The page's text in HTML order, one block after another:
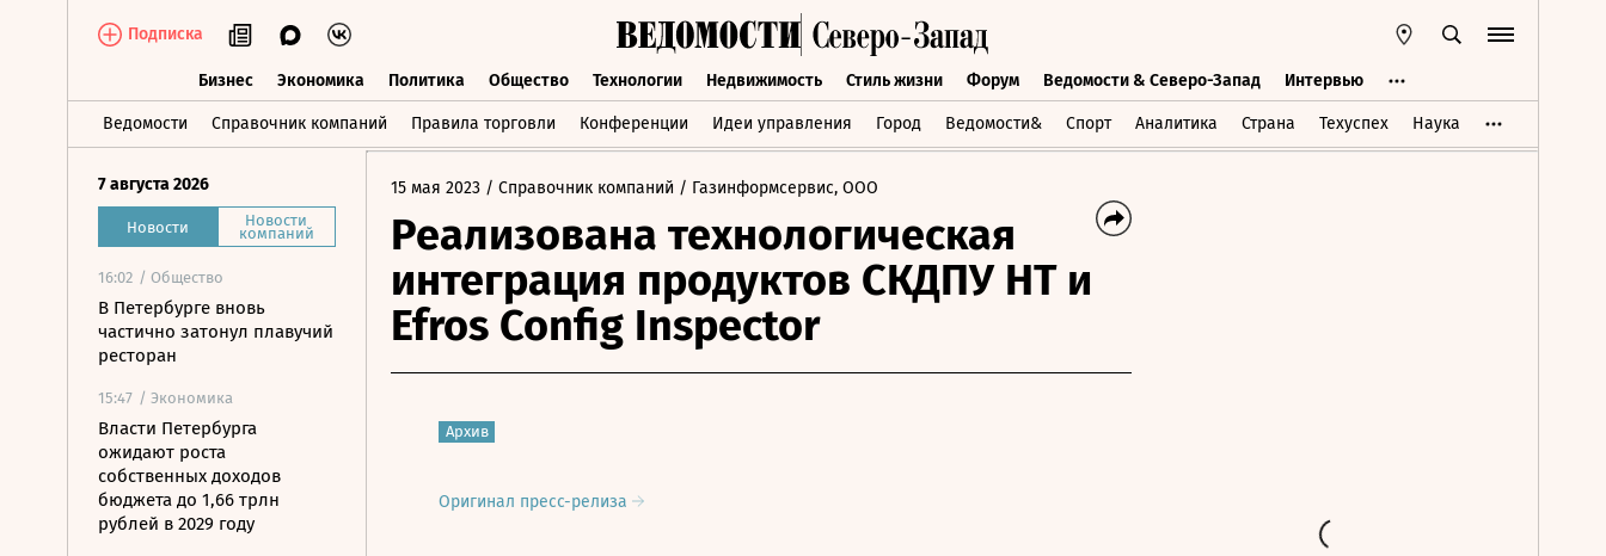
Подписка
Бизнес Экономика Политика Общество Технологии Недвижимость Стиль жизни Форум Ведомости & Северо-Запад Интервью
Ведомости Справочник компаний Правила торговли Конференции Идеи управления Город Ведомости& Спорт Аналитика Страна Техуспех Наука
Бизнес Экономика Политика Общество Технологии Недвижимость Стиль жизни Форум Ведомости & Северо-Запад Интервью
7 августа 2026
Новости Новости
компаний
16:02 / Общество
В Петербурге вновь
частично затонул плавучий
ресторан
15:47 / Экономика
Власти Петербурга
ожидают роста
собственных доходов
бюджета до 1,66 трлн
рублей в 2029 году
15 мая 2023 / Справочник компаний / Газинформсервис, ООО
Реализована технологическая
интеграция продуктов СКДПУ НТ и
Efros Config Inspector
Архив
Оригинал пресс-релиза